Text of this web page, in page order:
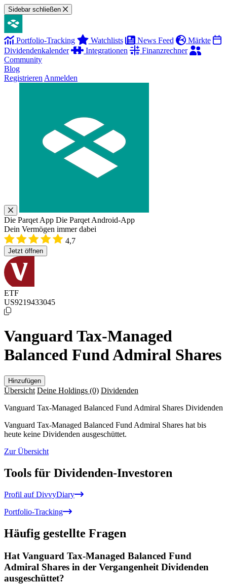
Sidebar schließen
Portfolio-Tracking Watchlists News Feed
Märkte
Dividendenkalender
Integrationen
Finanzrechner
Community
Blog
Registrieren Anmelden
Die Parqet App Die Parqet Android-App
Dein Vermögen immer dabei
4,7
Jetzt öffnen
ETF
US9219433045
Vanguard Tax-Managed
Balanced Fund Admiral Shares
Hinzufügen
Übersicht Deine Holdings (0) Dividenden
Vanguard Tax-Managed Balanced Fund Admiral Shares Dividenden
Vanguard Tax-Managed Balanced Fund Admiral Shares hat bis
heute keine Dividenden ausgeschüttet.
Zur Übersicht
Tools für Dividenden-Investoren
Profil auf DivvyDiary
Portfolio-Tracking
Häufig gestellte Fragen
Hat Vanguard Tax-Managed Balanced Fund
Admiral Shares in der Vergangenheit Dividenden
ausgeschüttet?